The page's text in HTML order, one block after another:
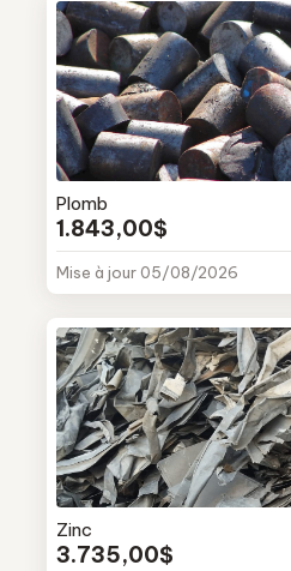
Plomb
1.843,00$
Mise à jour 05/08/2026
Zinc
3.735,00$